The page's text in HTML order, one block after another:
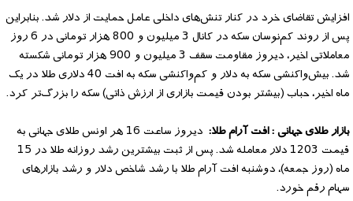
افزایش تقاضای خرد در کنار تنش‌های داخلی عامل حمایت از دلار شد. بنابراین
پس از روند کم‌نوسان سکه در کانال 3 میلیون و 800 هزار تومانی در 6 روز
معاملاتی اخیر، دیروز مقاومت سقف 3 میلیون و 900 هزار تومانی شکسته
شد. بیش‌واکنشی سکه به دلار و کم‌واکنشی سکه به افت 40 دلاری طلا در یک
ماه اخیر، حباب (بیشتر بودن قیمت بازاری از ارزش ذاتی) سکه را بزرگ‌تر کرد.
بازار طلای جهانی : افت آرام طلا:
دیروز ساعت 16 هر اونس طلای جهانی به
قیمت 1203 دلار معامله شد. پس از ثبت بیشترین رشد روزانه طلا در 15
ماه (روز جمعه)، دوشنبه افت آرام طلا با رشد شاخص دلار و رشد بازارهای
سهام رقم خورد.